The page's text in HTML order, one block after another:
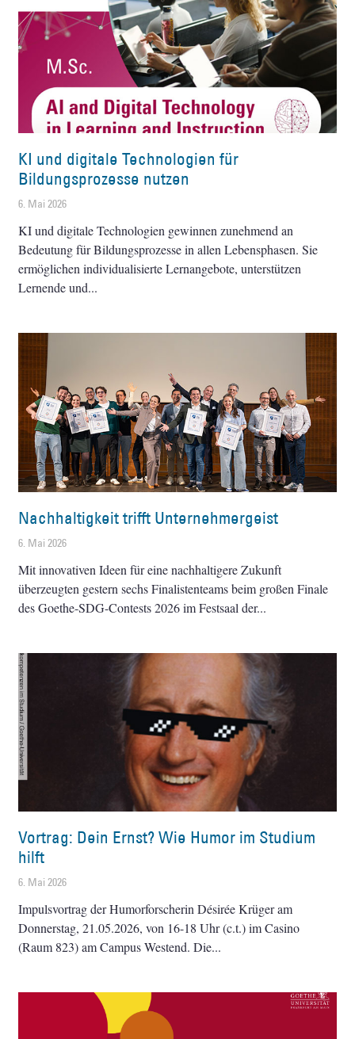
KI und digitale Technologien für
Bildungsprozesse nutzen
6. Mai 2026
KI und digitale Technologien gewinnen zunehmend an
Bedeutung für Bildungsprozesse in allen Lebensphasen. Sie
ermöglichen individualisierte Lernangebote, unterstützen
Lernende und
Nachhaltigkeit trifft Unternehmergeist
6. Mai 2026
Mit innovativen Ideen für eine nachhaltigere Zukunft
überzeugten gestern sechs Finalistenteams beim großen Finale
des Goethe-SDG-Contests 2026 im Festsaal der
Vortrag: Dein Ernst? Wie Humor im Studium
hilft
6. Mai 2026
Impulsvortrag der Humorforscherin Désirée Krüger am
Donnerstag, 21.05.2026, von 16-18 Uhr (c.t.) im Casino
(Raum 823) am Campus Westend. Die